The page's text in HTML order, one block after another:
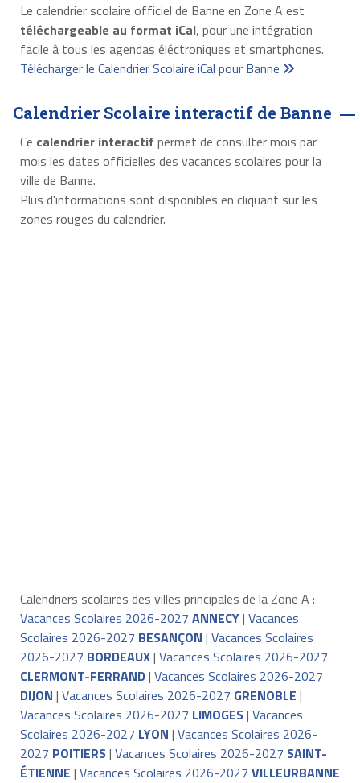
Le calendrier scolaire officiel de Banne en Zone A est
téléchargeable au format iCal, pour une intégration
facile à tous les agendas éléctroniques et smartphones.
Télécharger le Calendrier Scolaire iCal pour Banne
Calendrier Scolaire interactif de Banne
Ce calendrier interactif permet de consulter mois par
mois les dates officielles des vacances scolaires pour la
ville de Banne.
Plus d'informations sont disponibles en cliquant sur les
zones rouges du calendrier.
Calendriers scolaires des villes principales de la Zone A :
Vacances Scolaires 2026-2027 ANNECY| Vacances
Scolaires 2026-2027 BESANÇON | Vacances Scolaires
2026-2027 BORDEAUX| Vacances Scolaires 2026-2027
CLERMONT-FERRAND| Vacances Scolaires 2026-2027
DIJON | Vacances Scolaires 2026-2027 GRENOBLE |
Vacances Scolaires 2026-2027 LIMOGES| Vacances
Scolaires 2026-2027 LYON | Vacances Scolaires 2026-
2027 POITIERS| Vacances Scolaires 2026-2027 SAINT-
ÉTIENNE | Vacances Scolaires 2026-2027 VILLEURBANNE